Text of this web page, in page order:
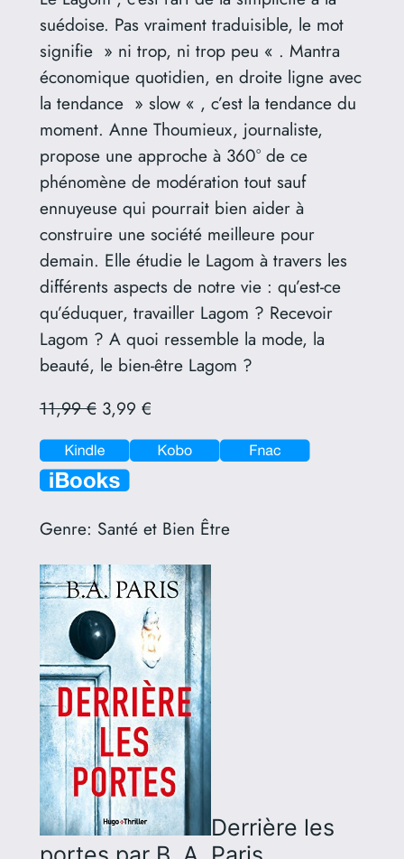
suédoise. Pas vraiment traduisible, le mot
signifie » ni trop, ni trop peu « . Mantra
économique quotidien, en droite ligne avec
la tendance » slow « , c’est la tendance du
moment. Anne Thoumieux, journaliste,
propose une approche à 360° de ce
phénomène de modération tout sauf
ennuyeuse qui pourrait bien aider à
construire une société meilleure pour
demain. Elle étudie le Lagom à travers les
différents aspects de notre vie : qu’est-ce
qu’éduquer, travailler Lagom ? Recevoir
Lagom ? A quoi ressemble la mode, la
beauté, le bien-être Lagom ?
11,99 €3,99 €
Genre: Santé et Bien Être
Derrière les